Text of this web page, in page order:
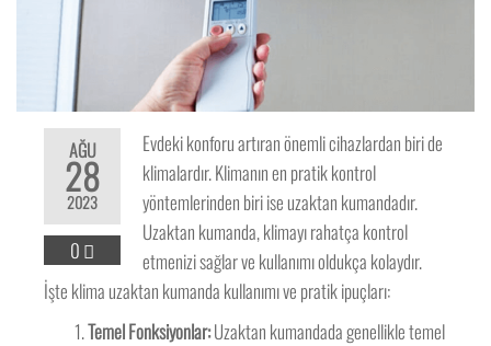
AĞU
28
2023
0
Evdeki konforu artıran önemli cihazlardan biri de
klimalardır. Klimanın en pratik kontrol
yöntemlerinden biri ise uzaktan kumandadır.
Uzaktan kumanda, klimayı rahatça kontrol
etmenizi sağlar ve kullanımı oldukça kolaydır.
İşte klima uzaktan kumanda kullanımı ve pratik ipuçları:
Temel Fonksiyonlar:Uzaktan kumandada genellikle temel